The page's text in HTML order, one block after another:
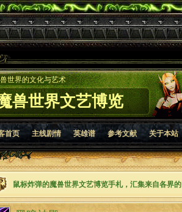
兽世界文艺博览
世界的文化与艺术
首页 主线剧情 英雄谱 参考文献 关于本站
鼠标炸弹的魔兽世界文艺博览手札，汇集来自各界